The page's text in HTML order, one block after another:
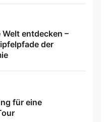
entdecken –
der
für eine